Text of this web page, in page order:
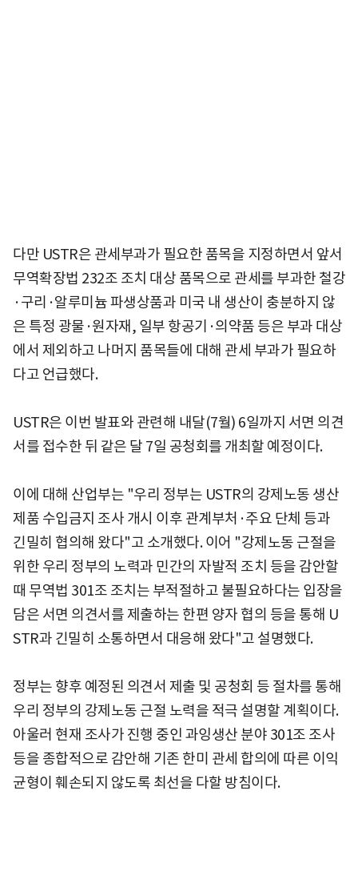
다만 USTR은 관세부과가 필요한 품목을 지정하면서 앞서
무역확장법 232조 조치 대상 품목으로 관세를 부과한 철강
·구리·알루미늄 파생상품과 미국 내 생산이 충분하지 않
은 특정 광물·원자재, 일부 항공기·의약품 등은 부과 대상
에서 제외하고 나머지 품목들에 대해 관세 부과가 필요하
다고 언급했다.
USTR은 이번 발표와 관련해 내달(7월) 6일까지 서면 의견
서를 접수한 뒤 같은 달 7일 공청회를 개최할 예정이다.
이에 대해 산업부는 "우리 정부는 USTR의 강제노동 생산
제품 수입금지 조사 개시 이후 관계부처·주요 단체 등과
긴밀히 협의해 왔다"고 소개했다. 이어 "강제노동 근절을
위한 우리 정부의 노력과 민간의 자발적 조치 등을 감안할
때 무역법 301조 조치는 부적절하고 불필요하다는 입장을
담은 서면 의견서를 제출하는 한편 양자 협의 등을 통해 U
STR과 긴밀히 소통하면서 대응해 왔다"고 설명했다.
정부는 향후 예정된 의견서 제출 및 공청회 등 절차를 통해
우리 정부의 강제노동 근절 노력을 적극 설명할 계획이다.
아울러 현재 조사가 진행 중인 과잉생산 분야 301조 조사
등을 종합적으로 감안해 기존 한미 관세 합의에 따른 이익
균형이 훼손되지 않도록 최선을 다할 방침이다.